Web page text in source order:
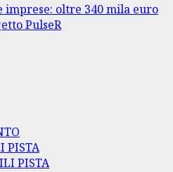
imprese: oltre 340 mila euro
PulseR
PISTA
PISTA